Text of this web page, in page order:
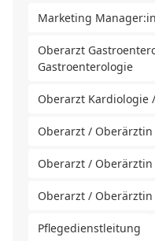
Marketing Manager:in
Oberarzt
Gastroenterologie
Oberarzt Kardiologie
Oberarzt / Oberärztin
Oberarzt /
Oberarzt /
Pflegedienstleitung